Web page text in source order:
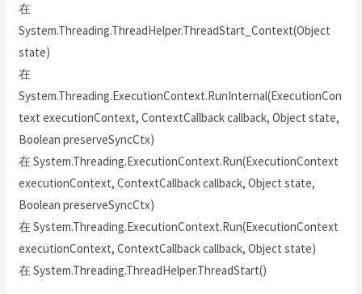
在
System.Threading.ThreadHelper.ThreadStart_Context(Object
state)
在
System.Threading.ExecutionContext.RunInternal(ExecutionCon
text executionContext, ContextCallback callback, Object state,
Boolean preserveSyncCtx)
在 System.Threading.ExecutionContext.Run(ExecutionContext
executionContext, ContextCallback callback, Object state,
Boolean preserveSyncCtx)
在 System.Threading.ExecutionContext.Run(ExecutionContext
executionContext, ContextCallback callback, Object state)
在 System.Threading.ThreadHelper.ThreadStart()